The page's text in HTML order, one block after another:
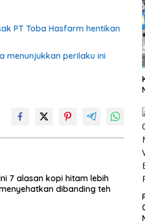
PT Toba Hasfarm hentikan
menunjukkan perilaku ini
7 alasan kopi hitam lebih
dibanding teh